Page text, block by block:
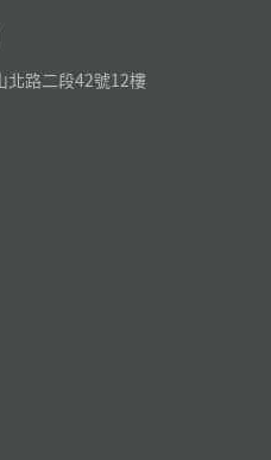
北路二段42號12樓